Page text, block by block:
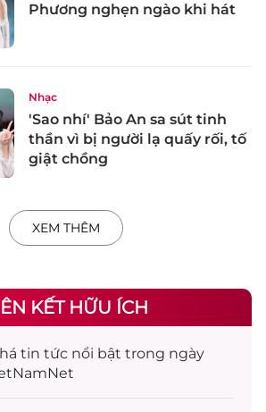
Phương nghẹn ngào khi hát
Nhạc
'Sao nhí' Bảo An sa sút tinh
thần vì bị người lạ quấy rối, tố
giật chồng
XEM THÊM
KẾT HỮU ÍCH
tin tức nổi bật trong ngày